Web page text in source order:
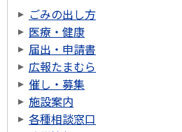
ごみの出し方
医療・健康
届出・申請書
広報たまむら
催し・募集
施設案内
各種相談窓口